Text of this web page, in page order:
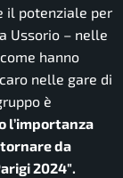
il potenziale per
Ussorio – nelle
hanno
nelle gare di
è
l’importanza
da
2024″.